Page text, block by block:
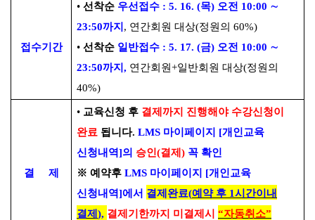
접수기간
• 선착순 우선접수 : 5. 16. (목) 오전 10:00 ∼
23:50까지 , 연간회원 대상(정원의 60%)
• 선착순 일반접수 : 5. 17. (금) 오전 10:00 ∼
23:50까지 , 연간회원+일반회원 대상(정원의
40%)
결 제
• 교육신청 후 결제까지 진행해야 수강신청이
완료 됩니다. LMS 마이페이지 [개인교육
신청내역]의 승인(결제 ) 꼭 확인
※ 예약후 LMS 마이페이지 [개인교육
신청내역]에서 결제완료(예약 후 1시간이내
결제 ), 결제기한까지 미결제시 “자동취소”